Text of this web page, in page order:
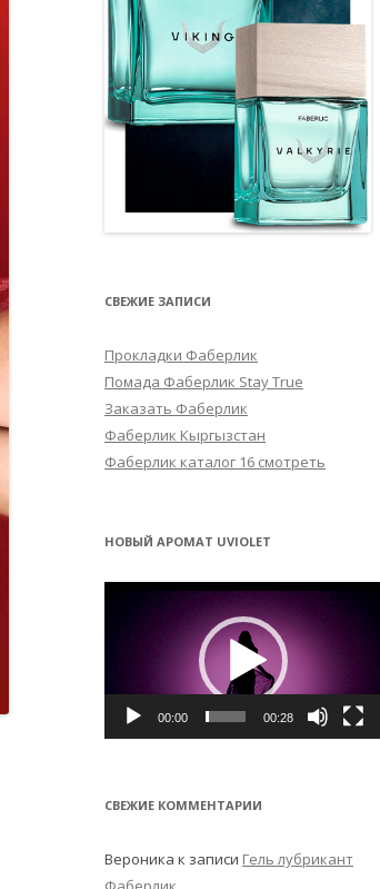
СВЕЖИЕ ЗАПИСИ
Прокладки Фаберлик
Помада Фаберлик Stay True
Заказать Фаберлик
Фаберлик Кыргызстан
Фаберлик каталог 16 смотреть
НОВЫЙ АРОМАТ UVIOLET
Видеоплеер
00:00 00:28
СВЕЖИЕ КОММЕНТАРИИ
Вероника к записи Гель лубрикант